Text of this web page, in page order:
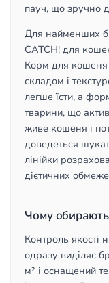
пауч, що зручно
Для найменших
CATCH! для
Корм для
складом і
легше їсти, а
тварини, що
живе кошеня і
доведеться
лінійки
дієтичних
Чому обирають
Контроль якості
одразу виділяє
м² і оснащений